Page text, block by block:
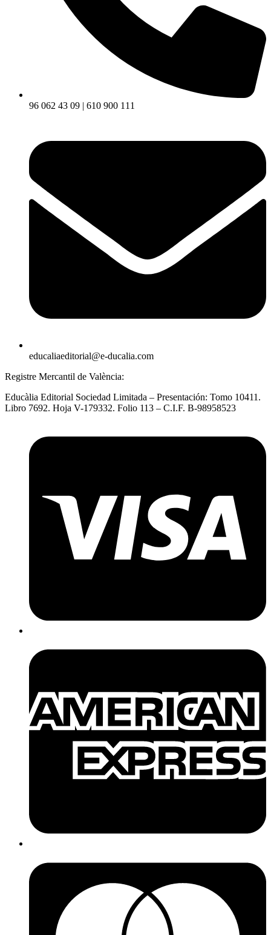
96 062 43 09 | 610 900 111
educaliaeditorial@e-ducalia.com
Registre Mercantil de València:
Educàlia Editorial Sociedad Limitada – Presentación: Tomo 10411.
Libro 7692. Hoja V-179332. Folio 113 – C.I.F. B-98958523